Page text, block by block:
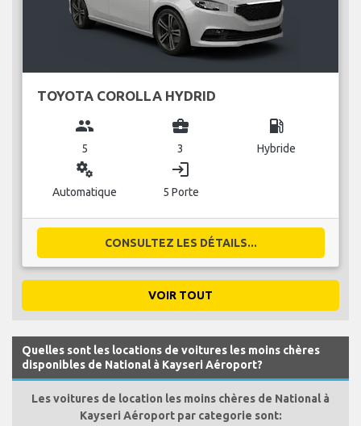
TOYOTA COROLLA HYDRID
group
5
business_center
3
local_gas_station
Hybride
miscellaneous_services
Automatique
login
5 Porte
CONSULTEZ LES DÉTAILS...
VOIR TOUT
Quelles sont les locations de voitures les moins chères
disponibles de National à Kayseri Aéroport?
Les voitures de location les moins chères de National à
Kayseri Aéroport par categorie sont: